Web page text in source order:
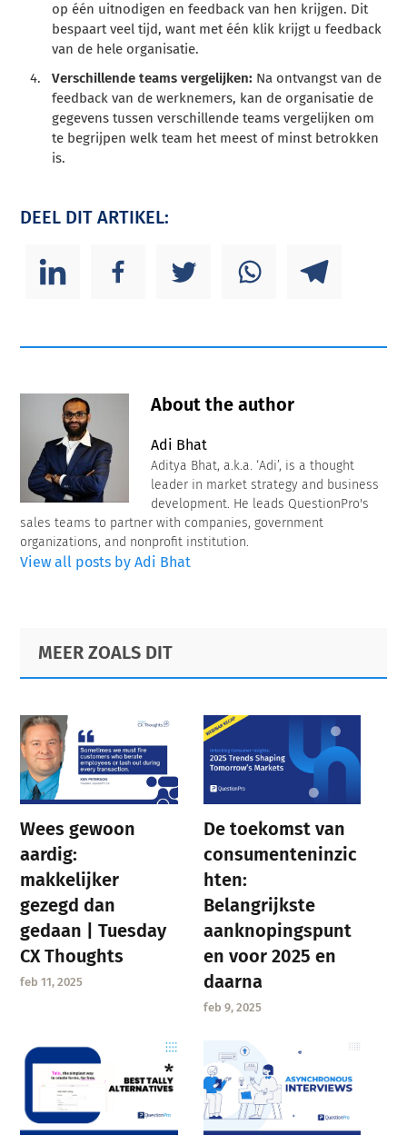
op één uitnodigen en feedback van hen krijgen. Dit
bespaart veel tijd, want met één klik krijgt u feedback
van de hele organisatie.
Verschillende teams vergelijken: Na ontvangst van de
feedback van de werknemers, kan de organisatie de
gegevens tussen verschillende teams vergelijken om
te begrijpen welk team het meest of minst betrokken
is.
DEEL DIT ARTIKEL:
About the author
Adi Bhat
Aditya Bhat, a.k.a. ‘Adi’, is a thought
leader in market strategy and business
development. He leads QuestionPro's
sales teams to partner with companies, government
organizations, and nonprofit institution.
View all posts by Adi Bhat
Primary
Sidebar
Footer
MEER ZOALS DIT
Wees gewoon
aardig:
makkelijker
gezegd dan
gedaan | Tuesday
CX Thoughts
feb 11, 2025
De toekomst van
consumenteninzic
hten:
Belangrijkste
aanknopingspunt
en voor 2025 en
daarna
feb 9, 2025